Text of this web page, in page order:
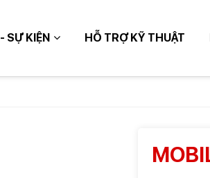
SỰ KIỆN HỖ TRỢ KỸ THUẬT
TIẾP